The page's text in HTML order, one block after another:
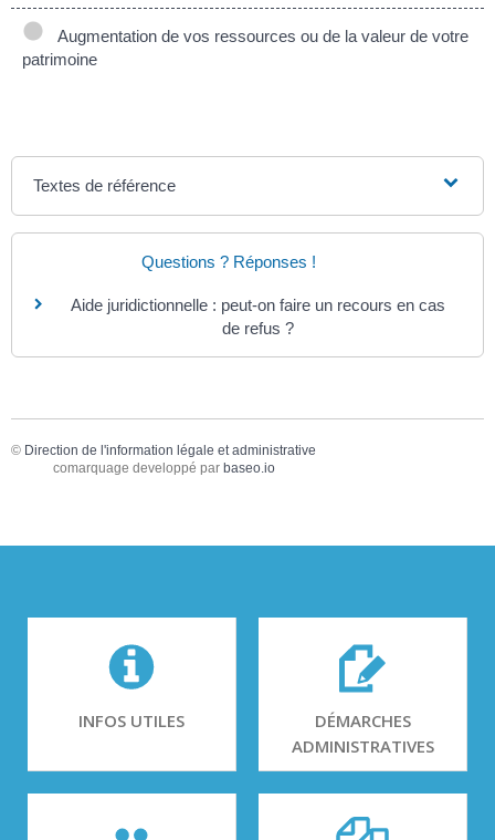
Augmentation de vos ressources ou de la valeur de votre
patrimoine
Textes de référence
Questions ? Réponses !
Aide juridictionnelle : peut-on faire un recours en cas
de refus ?
© Direction de l'information légale et administrative
comarquage developpé par baseo.io
INFOS UTILES
DÉMARCHES
ADMINISTRATIVES